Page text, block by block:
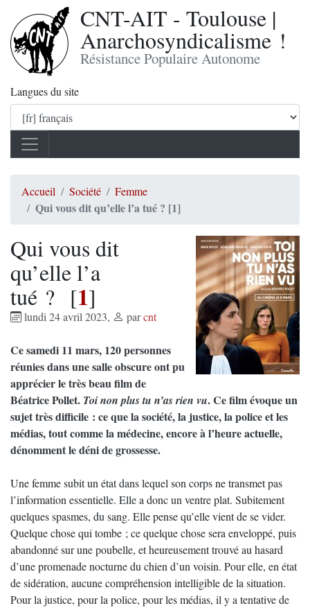
CNT-AIT - Toulouse |
Anarchosyndicalisme !
Résistance Populaire Autonome
Langues du site
Accueil Société Femme
Qui vous dit qu’elle l’a tué ? [1]
Qui vous dit
qu’elle l’a
tué ? [1]
lundi 24 avril 2023, parcnt
Ce samedi 11 mars, 120 personnes
réunies dans une salle obscure ont pu
apprécier le très beau film de
Béatrice Pollet. Toi non plus tu n’as rien vu. Ce film évoque un
sujet très difficile : ce que la société, la justice, la police et les
médias, tout comme la médecine, encore à l’heure actuelle,
dénomment le déni de grossesse.
Une femme subit un état dans lequel son corps ne transmet pas
l’information essentielle. Elle a donc un ventre plat. Subitement
quelques spasmes, du sang. Elle pense qu’elle vient de se vider.
Quelque chose qui tombe ; ce quelque chose sera enveloppé, puis
abandonné sur une poubelle, et heureusement trouvé au hasard
d’une promenade nocturne du chien d’un voisin. Pour elle, en état
de sidération, aucune compréhension intelligible de la situation.
Pour la justice, pour la police, pour les médias, il y a tentative de